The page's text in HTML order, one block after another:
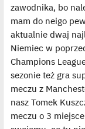
t
zawodnika, bo
mam do neigo
aktualnie dwaj
Niemiec w
Champions
sezonie też gra
meczu z
nasz Tomek
meczu o 3